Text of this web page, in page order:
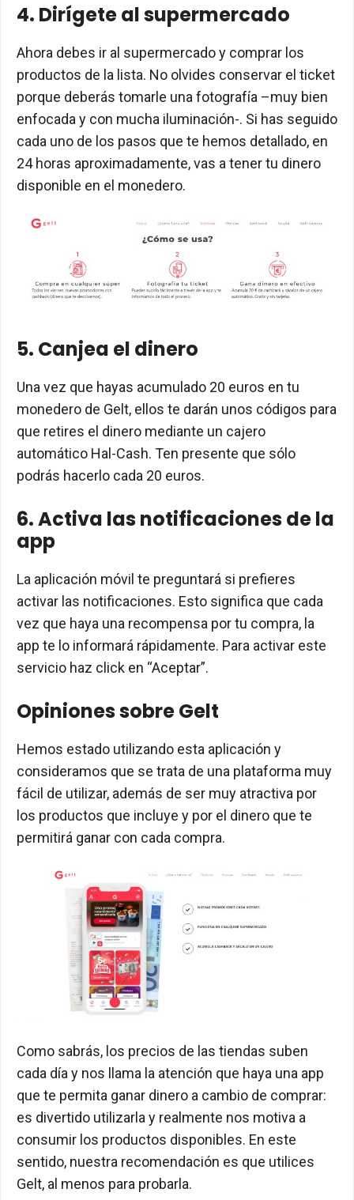
4. Dirígete al supermercado
Ahora debes ir al supermercado y comprar los
productos de la lista. No olvides conservar el ticket
porque deberás tomarle una fotografía –muy bien
enfocada y con mucha iluminación-. Si has seguido
cada uno de los pasos que te hemos detallado, en
24 horas aproximadamente, vas a tener tu dinero
disponible en el monedero.
5. Canjea el dinero
Una vez que hayas acumulado 20 euros en tu
monedero de Gelt, ellos te darán unos códigos para
que retires el dinero mediante un cajero
automático Hal-Cash. Ten presente que sólo
podrás hacerlo cada 20 euros.
6. Activa las notificaciones de la
app
La aplicación móvil te preguntará si prefieres
activar las notificaciones. Esto significa que cada
vez que haya una recompensa por tu compra, la
app te lo informará rápidamente. Para activar este
servicio haz click en “Aceptar”.
Opiniones sobre Gelt
Hemos estado utilizando esta aplicación y
consideramos que se trata de una plataforma muy
fácil de utilizar, además de ser muy atractiva por
los productos que incluye y por el dinero que te
permitirá ganar con cada compra.
Como sabrás, los precios de las tiendas suben
cada día y nos llama la atención que haya una app
que te permita ganar dinero a cambio de comprar:
es divertido utilizarla y realmente nos motiva a
consumir los productos disponibles. En este
sentido, nuestra recomendación es que utilices
Gelt, al menos para probarla.